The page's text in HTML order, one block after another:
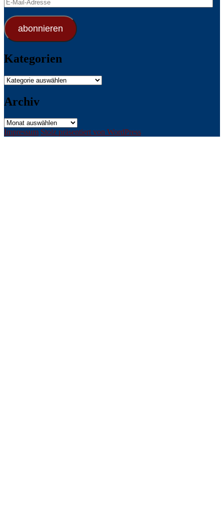
Mail-
Adresse
abonnieren
Kategorien
Kategorien
Archiv
Archiv
Impressum Stolz präsentiert von WordPress